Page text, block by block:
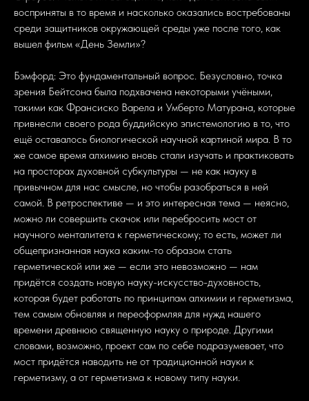
восприняты в то время и насколько оказались востребованы
среди защитников окружающей среды уже после того, как
вышел фильм «День Земли»?
Бэмфорд: Это фундаментальный вопрос. Безусловно, точка
зрения Бейтсона была подхвачена некоторыми учёными,
такими как Франсиско Варела и Умберто Матурана, которые
привнесли своего рода буддийскую эпистемологию в то, что
ещё оставалось биологической научной картиной мира. В то
же самое время алхимию вновь стали изучать и практиковать
на просторах духовной субкультуры — не как науку в
привычном для нас смысле, но чтобы разобраться в ней
самой. В ретроспективе — и это интересная тема — неясно,
можно ли совершить скачок или перебросить мост от
научного менталитета к герметическому; то есть, может ли
общепризнанная наука каким-то образом стать
герметической или же — если это невозможно — нам
придётся создать новую науку-искусство-духовность,
которая будет работать по принципам алхимии и герметизма,
тем самым обновляя и переоформляя для нужд нашего
времени древнюю священную науку о природе. Другими
словами, возможно, проект сам по себе подразумевает, что
мост придётся наводить не от традиционной науки к
герметизму, а от герметизма к новому типу науки.